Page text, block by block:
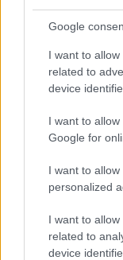
Google
I want to
related to
device
I want to
Google for
I want to
personalized
I want to
related to
device
P.G.: Igen, ezt
hogy jaj, mit
dolgokat fel
hogy újra kell